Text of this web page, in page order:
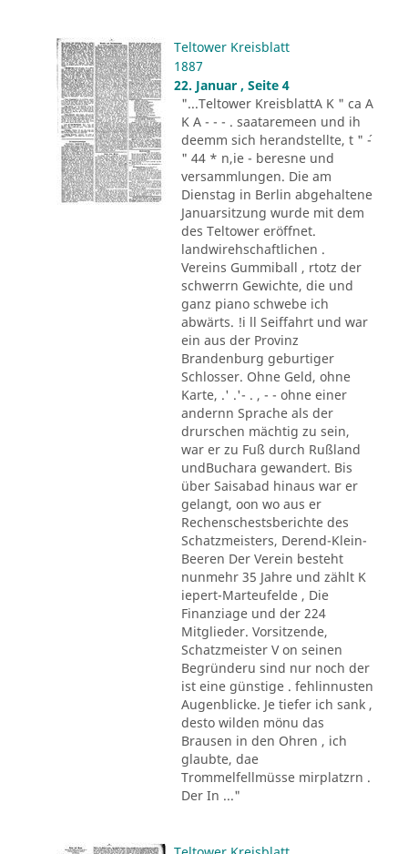
Teltower Kreisblatt
1887
22. Januar , Seite 4
"...Teltower KreisblattA K " ca A
K A - - - . saataremeen und ih
deemm sich herandstellte, t " ´-
" 44 * n,ie - beresne und
versammlungen. Die am
Dienstag in Berlin abgehaltene
Januarsitzung wurde mit dem
des Teltower eröffnet.
landwirehschaftlichen .
Vereins Gummiball , rtotz der
schwerrn Gewichte, die und
ganz piano schwebe ich
abwärts. !i ll Seiffahrt und war
ein aus der Provinz
Brandenburg geburtiger
Schlosser. Ohne Geld, ohne
Karte, .' .'- . , - - ohne einer
andernn Sprache als der
drurschen mächtig zu sein,
war er zu Fuß durch Rußland
undBuchara gewandert. Bis
über Saisabad hinaus war er
gelangt, oon wo aus er
Rechenschestsberichte des
Schatzmeisters, Derend-Klein-
Beeren Der Verein besteht
nunmehr 35 Jahre und zählt K
iepert-Marteufelde , Die
Finanziage und der 224
Mitglieder. Vorsitzende,
Schatzmeister V on seinen
Begründeru sind nur noch der
ist eine günstige . fehlinnusten
Augenblicke. Je tiefer ich sank ,
desto wilden mönu das
Brausen in den Ohren , ich
glaubte, dae
Trommelfellmüsse mirplatzrn .
Der In ..."